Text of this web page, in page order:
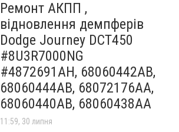
Ремонт АКПП ,
відновлення демпферів
Dodge Journey DCT450
#8U3R7000NG
#4872691AH, 68060442AB,
68060444AB, 68072176AA,
68060440AB, 68060438AA
11:59, 30 липня